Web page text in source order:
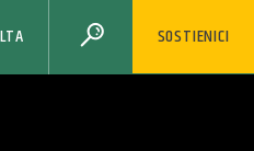
SOSTIENICI